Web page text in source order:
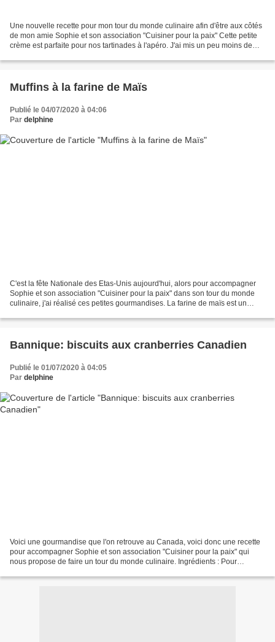
Une nouvelle recette pour mon tour du monde culinaire afin d'être aux côtés
de mon amie Sophie et son association "Cuisiner pour la paix" Cette petite
crème est parfaite pour nos tartinades à l'apéro. J'ai mis un peu moins de
Muffins à la farine de Maïs
Publié le 04/07/2020 à 04:06
Par delphine
C'est la fête Nationale des Etas-Unis aujourd'hui, alors pour accompagner
Sophie et son association "Cuisiner pour la paix" dans son tour du monde
culinaire, j'ai réalisé ces petites gourmandises. La farine de maïs est un
Bannique: biscuits aux cranberries Canadien
Publié le 01/07/2020 à 04:05
Par delphine
Voici une gourmandise que l'on retrouve au Canada, voici donc une recette
pour accompagner Sophie et son association "Cuisiner pour la paix" qui
nous propose de faire un tour du monde culinaire. Ingrédients : Pour